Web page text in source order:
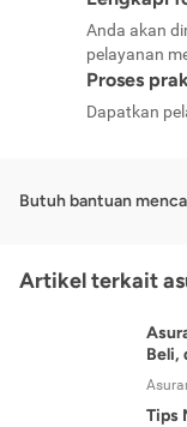
Anda akan
pelayanan
Proses
Dapatkan
Butuh bantuan
Artikel terkait
Beli,
Tips